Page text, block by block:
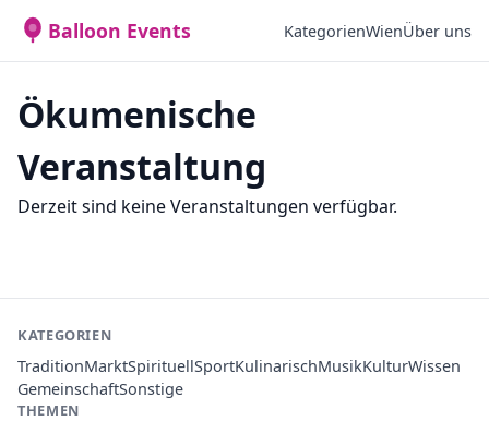
Balloon Events KategorienWienÜber uns
Ökumenische
Veranstaltung
Derzeit sind keine Veranstaltungen verfügbar.
KATEGORIEN
TraditionMarktSpirituellSportKulinarischMusikKulturWissen
GemeinschaftSonstige
THEMEN